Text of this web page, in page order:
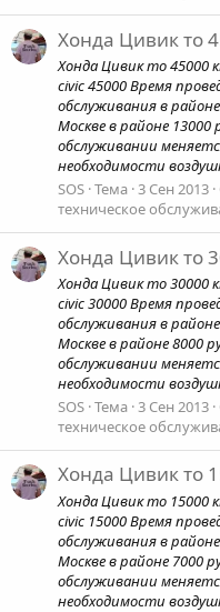
Хонда Цивик то
Хонда Цивик то 45000
civic 45000 Время
обслуживания в
Москве в районе 13000
обслуживании
необходимости
SOS Тема 3 Сен 2013
техническое
Хонда Цивик то
Хонда Цивик то 30000
civic 30000 Время
обслуживания в
Москве в районе 8000
обслуживании
необходимости
SOS Тема 3 Сен 2013
техническое
Хонда Цивик то
Хонда Цивик то 15000
civic 15000 Время
обслуживания в
Москве в районе 7000
обслуживании
необходимости